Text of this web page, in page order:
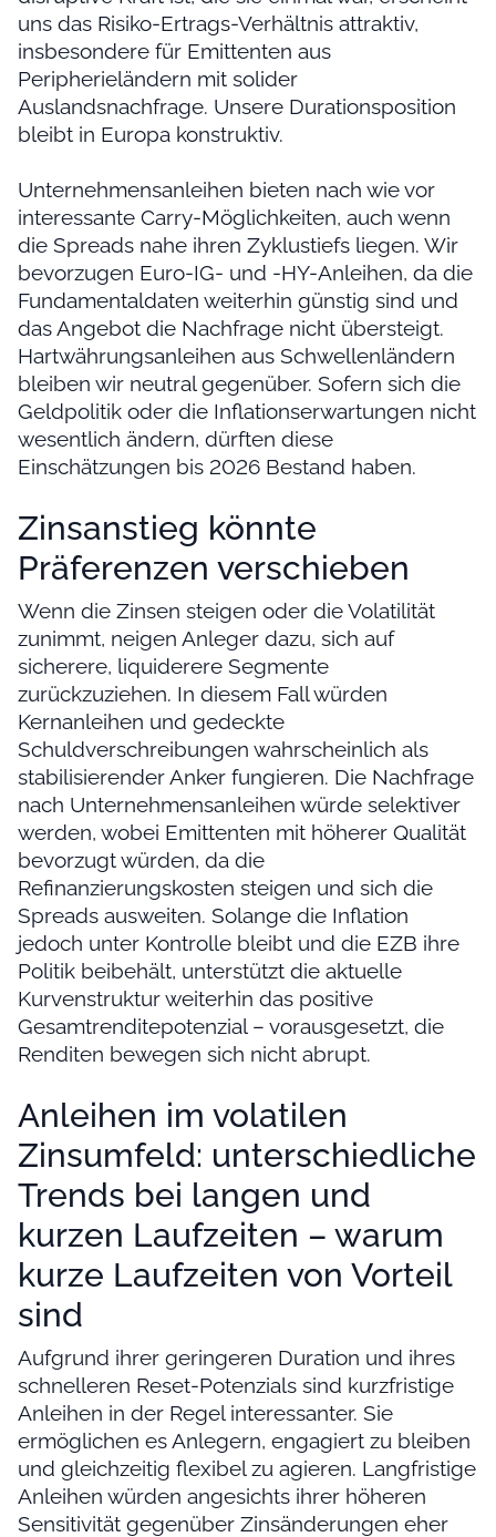
uns das Risiko-Ertrags-Verhältnis attraktiv,
insbesondere für Emittenten aus
Peripherieländern mit solider
Auslandsnachfrage. Unsere Durationsposition
bleibt in Europa konstruktiv.
Unternehmensanleihen bieten nach wie vor
interessante Carry-Möglichkeiten, auch wenn
die Spreads nahe ihren Zyklustiefs liegen. Wir
bevorzugen Euro-IG- und -HY-Anleihen, da die
Fundamentaldaten weiterhin günstig sind und
das Angebot die Nachfrage nicht übersteigt.
Hartwährungsanleihen aus Schwellenländern
bleiben wir neutral gegenüber. Sofern sich die
Geldpolitik oder die Inflationserwartungen nicht
wesentlich ändern, dürften diese
Einschätzungen bis 2026 Bestand haben.
Zinsanstieg könnte
Präferenzen verschieben
Wenn die Zinsen steigen oder die Volatilität
zunimmt, neigen Anleger dazu, sich auf
sicherere, liquiderere Segmente
zurückzuziehen. In diesem Fall würden
Kernanleihen und gedeckte
Schuldverschreibungen wahrscheinlich als
stabilisierender Anker fungieren. Die Nachfrage
nach Unternehmensanleihen würde selektiver
werden, wobei Emittenten mit höherer Qualität
bevorzugt würden, da die
Refinanzierungskosten steigen und sich die
Spreads ausweiten. Solange die Inflation
jedoch unter Kontrolle bleibt und die EZB ihre
Politik beibehält, unterstützt die aktuelle
Kurvenstruktur weiterhin das positive
Gesamtrenditepotenzial – vorausgesetzt, die
Renditen bewegen sich nicht abrupt.
Anleihen im volatilen
Zinsumfeld: unterschiedliche
Trends bei langen und
kurzen Laufzeiten – warum
kurze Laufzeiten von Vorteil
sind
Aufgrund ihrer geringeren Duration und ihres
schnelleren Reset-Potenzials sind kurzfristige
Anleihen in der Regel interessanter. Sie
ermöglichen es Anlegern, engagiert zu bleiben
und gleichzeitig flexibel zu agieren. Langfristige
Anleihen würden angesichts ihrer höheren
Sensitivität gegenüber Zinsänderungen eher